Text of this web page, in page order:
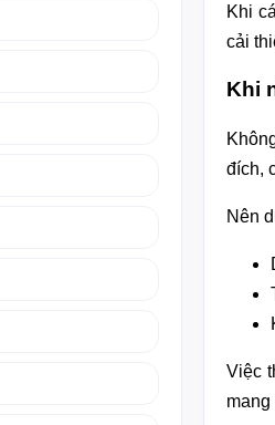
Khi
cải
Khi
đích,
Nên
Việc